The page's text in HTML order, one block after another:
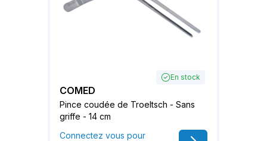
En stock
COMED
Pince coudée de Troeltsch - Sans
griffe - 14 cm
Connectez vous pour